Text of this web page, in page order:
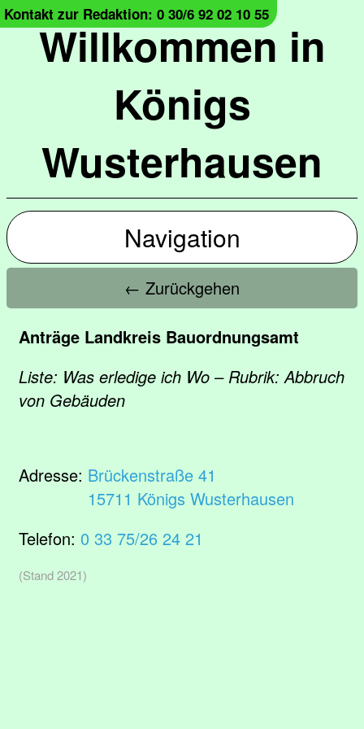
Willkommen in
Königs
Wusterhausen
Kontakt zur Redaktion: 0 30/6 92 02 10 55
Navigation
← Zurückgehen
Anträge Landkreis Bauordnungsamt
Liste: Was erledige ich Wo – Rubrik: Abbruch
von Gebäuden
Adresse: Brückenstraße 41
15711 Königs Wusterhausen
Telefon: 0 33 75/26 24 21
(Stand 2021)